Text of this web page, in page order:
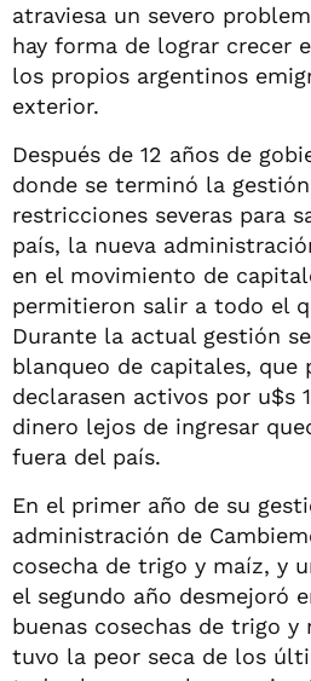
atraviesa un severo
hay forma de lograr crecer
los propios argentinos
exterior.
Después de 12 años de
donde se terminó la
restricciones severas para
país, la nueva
en el movimiento de
permitieron salir a todo el
Durante la actual gestión
blanqueo de capitales, que
declarasen activos por u$s
dinero lejos de ingresar
fuera del país.
En el primer año de su
administración de
cosecha de trigo y maíz, y
el segundo año desmejoró
buenas cosechas de trigo y
tuvo la peor seca de los